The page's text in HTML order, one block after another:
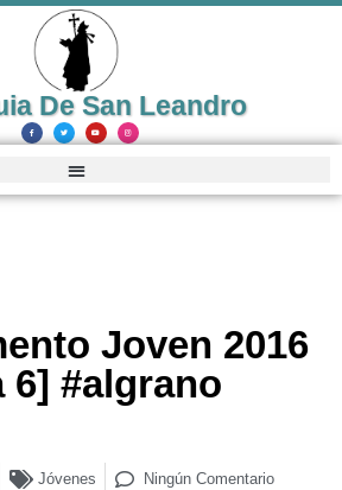
De San Leandro
Joven 2016
6] #algrano
Jóvenes Ningún Comentario